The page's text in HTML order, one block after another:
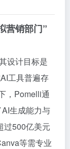
营销部门”
设计目标是
工具普遍存
，Pomelli通
生成能力与
过500亿美元
等需专业